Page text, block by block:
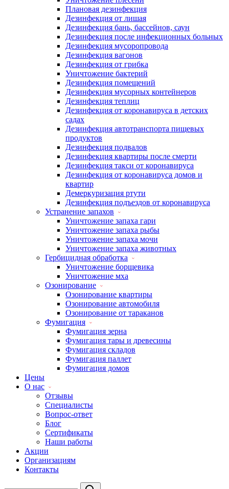
Плановая дезинфекция
Дезинфекция от лишая
Дезинфекция бань, бассейнов, саун
Дезинфекция после инфекционных больных
Дезинфекция мусоропровода
Дезинфекция вагонов
Дезинфекция от грибка
Уничтожение бактерий
Дезинфекция помещений
Дезинфекция мусорных контейнеров
Дезинфекция теплиц
Дезинфекция от коронавируса в детских
садах
Дезинфекция автотранспорта пищевых
продуктов
Дезинфекция подвалов
Дезинфекция квартиры после смерти
Дезинфекция такси от коронавируса
Дезинфекция от коронавируса домов и
квартир
Демеркуризация ртути
Дезинфекция подъездов от коронавируса
Устранение запахов
Уничтожение запаха гари
Уничтожение запаха рыбы
Уничтожение запаха мочи
Уничтожение запаха животных
Гербицидная обработка
Уничтожение борщевика
Уничтожение мха
Озонирование
Озонирование квартиры
Озонирование автомобиля
Озонирование от тараканов
Фумигация
Фумигация зерна
Фумигация тары и древесины
Фумигация складов
Фумигация паллет
Фумигация домов
Цены
О нас
Отзывы
Специалисты
Вопрос-ответ
Блог
Сертификаты
Наши работы
Акции
Организациям
Контакты